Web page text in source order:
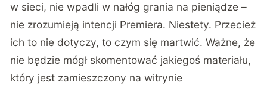
w sieci, nie wpadli w nałóg grania na pieniądze –
nie zrozumieją intencji Premiera. Niestety. Przecież
ich to nie dotyczy, to czym się martwić. Ważne, że
nie będzie mógł skomentować jakiegoś materiału,
który jest zamieszczony na witrynie